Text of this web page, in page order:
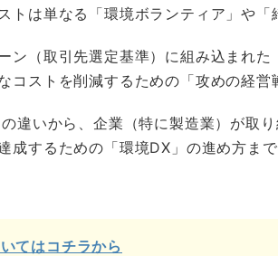
トは単なる「環境ボランティア」や「
ン（取引先選定基準）に組み込まれた
コストを削減するための「攻めの経営
違いから、企業（特に製造業）が取り
成するための「環境DX」の進め方ま
てはコチラから